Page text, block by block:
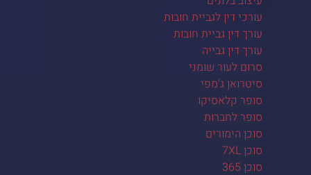
עורכי דין לגביית חובות
עורך דין גביית חובות
עורך דין גבייה
סרום לעור שומני
סיטרואן ג'מפי
סופר קלאסיקו
סופר לחברות
סוכן הימורים
סוכן 7XL
סוכן 365